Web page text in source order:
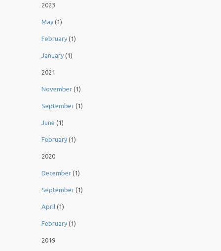
2023
May (1)
February (1)
January (1)
2021
November (1)
September (1)
June (1)
February (1)
2020
December (1)
September (1)
April (1)
February (1)
2019